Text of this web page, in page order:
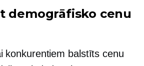
demogrāfisko cenu
konkurentiem balstīts cenu